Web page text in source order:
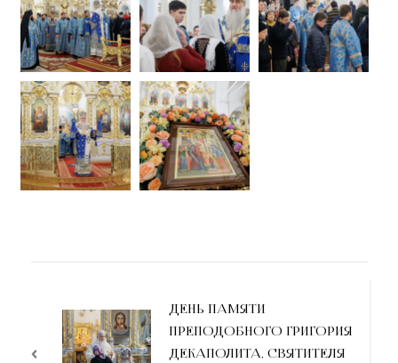
ДЕНЬ ПАМЯТИ
ПРЕПОДОБНОГО ГРИГОРИЯ
ДЕКАПОЛИТА, СВЯТИТЕЛЯ